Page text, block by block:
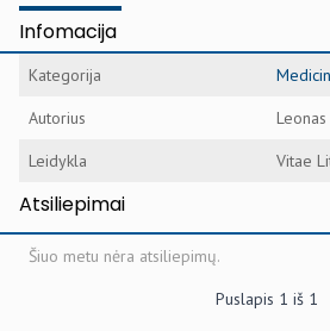
Infomacija
Kategorija
Autorius
Leonas
Leidykla
Vitae
Atsiliepimai
Šiuo metu nėra atsiliepimų.
Puslapis 1 iš 1